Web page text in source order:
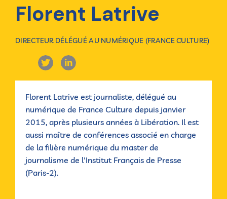
Florent Latrive
DIRECTEUR DÉLÉGUÉ AU NUMÉRIQUE (FRANCE CULTURE)
Florent Latrive est journaliste, délégué au
numérique de France Culture depuis janvier
2015, après plusieurs années à Libération. Il est
aussi maître de conférences associé en charge
de la filière numérique du master de
journalisme de l'Institut Français de Presse
(Paris-2).